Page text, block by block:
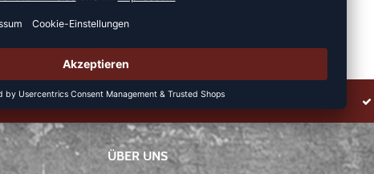
GELD-ZURÜCK-GARANTIE
ÜBER UNS